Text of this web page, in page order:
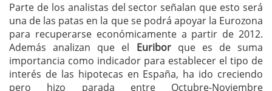
Parte de los analistas del sector señalan que esto será
una de las patas en la que se podrá apoyar la Eurozona
para recuperarse económicamente a partir de 2012.
Además analizan que el Euriborque es de suma
importancia como indicador para establecer el tipo de
interés de las hipotecas en España, ha ido creciendo
pero hizo parada entre Octubre-Noviembre